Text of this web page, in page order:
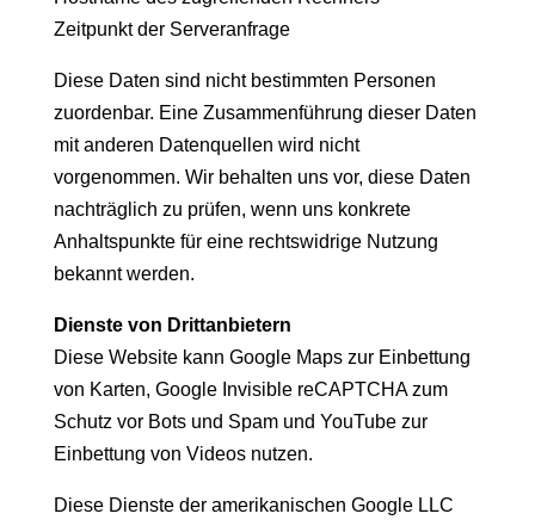
Zeitpunkt der Serveranfrage
Diese Daten sind nicht bestimmten Personen
zuordenbar. Eine Zusammenführung dieser Daten
mit anderen Datenquellen wird nicht
vorgenommen. Wir behalten uns vor, diese Daten
nachträglich zu prüfen, wenn uns konkrete
Anhaltspunkte für eine rechtswidrige Nutzung
bekannt werden.
Dienste von Drittanbietern
Diese Website kann Google Maps zur Einbettung
von Karten, Google Invisible reCAPTCHA zum
Schutz vor Bots und Spam und YouTube zur
Einbettung von Videos nutzen.
Diese Dienste der amerikanischen Google LLC